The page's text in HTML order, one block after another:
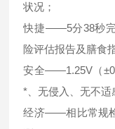
状况；
快捷——5分38秒完
险评估报告及膳食
安全——1.25V（
*、无侵入、无不适
经济——相比常规